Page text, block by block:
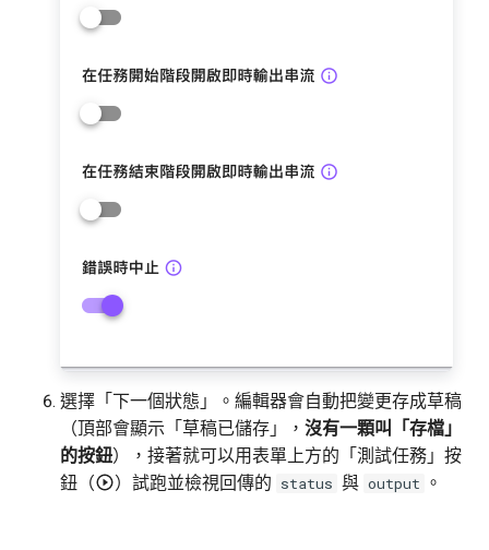
選擇「下一個狀態」。編輯器會自動把變更存成草稿
（頂部會顯示「草稿已儲存」， 沒有一顆叫「存檔」
的按鈕），接著就可以用表單上方的「測試任務」按
鈕（
）試跑並檢視回傳的 status 與 output 。